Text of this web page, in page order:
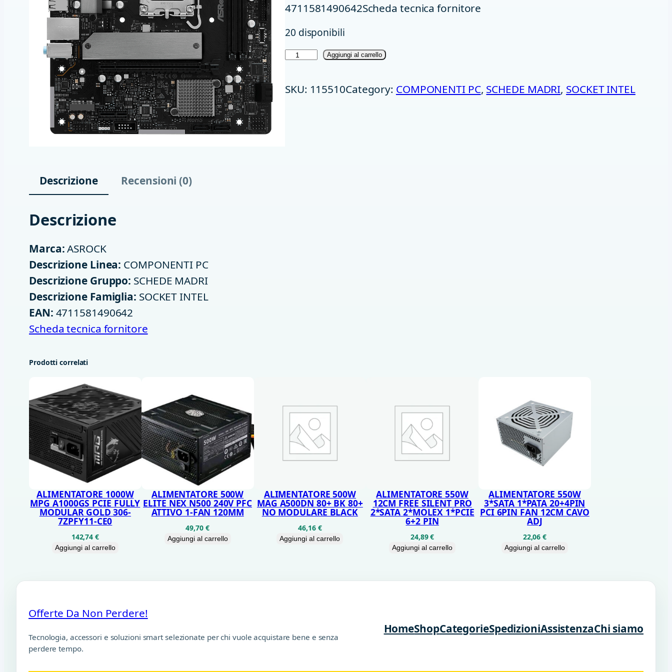
4711581490642Scheda tecnica fornitore
20 disponibili
M
A
8
1
q
a
n
t
i
Aggiungi al carrello
SKU: 115510Category: COMPONENTI PC, SCHEDE MADRI, SOCKET INTEL
Descrizione Recensioni (0)
Descrizione
Marca:ASROCK
Descrizione Linea: COMPONENTI PC
Descrizione Gruppo: SCHEDE MADRI
Descrizione Famiglia: SOCKET INTEL
EAN: 4711581490642
Scheda tecnica fornitore
Prodotti correlati
ALIMENTATORE 1000W
MPG A1000GS PCIE FULLY
MODULAR GOLD 306-
7ZPFY11-CE0
142,74€
Aggiungi al carrello
ALIMENTATORE 500W
ELITE NEX N500 240V PFC
ATTIVO 1-FAN 120MM
49,70 €
Aggiungi al carrello
ALIMENTATORE 500W
MAG A500DN 80+ BK 80+
NO MODULARE BLACK
46,16 €
Aggiungi al carrello
ALIMENTATORE 550W
12CM FREE SILENT PRO
2*SATA 2*MOLEX 1*PCIE
6+2 PIN
24,89€
Aggiungi al carrello
ALIMENTATORE 550W
3*SATA 1*PATA 20+4PIN
PCI 6PIN FAN 12CM CAVO
ADJ
22,06€
Aggiungi al carrello
Offerte Da Non Perdere!
Tecnologia, accessori e soluzioni smart selezionate per chi vuole acquistare bene e senza
perdere tempo.
HomeShopCategorieSpedizioniAssistenzaChi siamo